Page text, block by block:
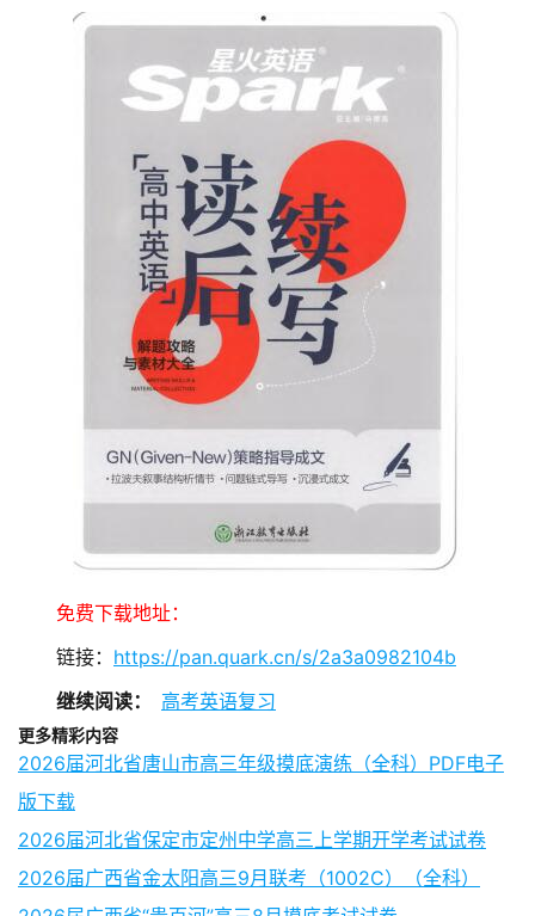
免费下载地址：
链接： https://pan.quark.cn/s/2a3a0982104b
继续阅读：
高考英语复习
更多精彩内容
2026届河北省唐山市高三年级摸底演练（全科）PDF电子
版下载
2026届河北省保定市定州中学高三上学期开学考试试卷
2026届广西省金太阳高三9月联考（1002C）（全科）